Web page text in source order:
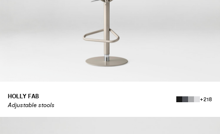
HOLLY FAB
Adjustable stools
+218